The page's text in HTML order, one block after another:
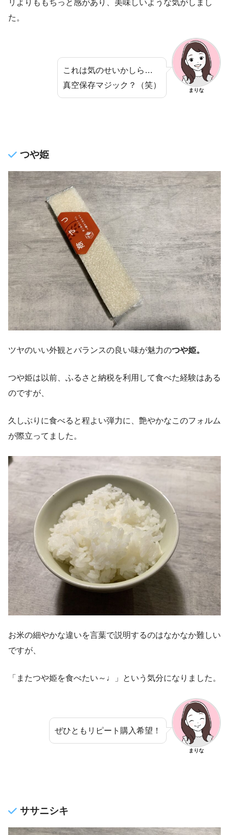
リよりももちっと感があり、美味しいような気がしまし
た。
これは気のせいかしら…
真空保存マジック？（笑）
まりな
つや姫
ツヤのいい外観とバランスの良い味が魅力のつや姫。
つや姫は以前、ふるさと納税を利用して食べた経験はある
のですが、
久しぶりに食べると程よい弾力に、艶やかなこのフォルム
が際立ってました。
お米の細やかな違いを言葉で説明するのはなかなか難しい
ですが、
「またつや姫を食べたい～♩」という気分になりました。
ぜひともリピート購入希望！
まりな
ササニシキ